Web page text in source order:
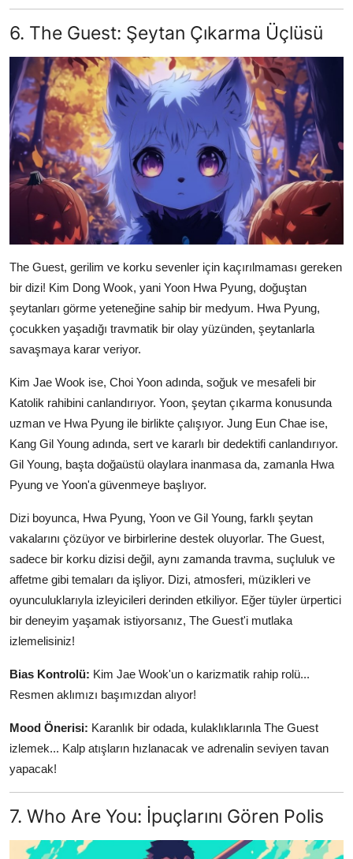
6. The Guest: Şeytan Çıkarma Üçlüsü
The Guest, gerilim ve korku sevenler için kaçırılmaması gereken
bir dizi! Kim Dong Wook, yani Yoon Hwa Pyung, doğuştan
şeytanları görme yeteneğine sahip bir medyum. Hwa Pyung,
çocukken yaşadığı travmatik bir olay yüzünden, şeytanlarla
savaşmaya karar veriyor.
Kim Jae Wook ise, Choi Yoon adında, soğuk ve mesafeli bir
Katolik rahibini canlandırıyor. Yoon, şeytan çıkarma konusunda
uzman ve Hwa Pyung ile birlikte çalışıyor. Jung Eun Chae ise,
Kang Gil Young adında, sert ve kararlı bir dedektifi canlandırıyor.
Gil Young, başta doğaüstü olaylara inanmasa da, zamanla Hwa
Pyung ve Yoon'a güvenmeye başlıyor.
Dizi boyunca, Hwa Pyung, Yoon ve Gil Young, farklı şeytan
vakalarını çözüyor ve birbirlerine destek oluyorlar. The Guest,
sadece bir korku dizisi değil, aynı zamanda travma, suçluluk ve
affetme gibi temaları da işliyor. Dizi, atmosferi, müzikleri ve
oyunculuklarıyla izleyicileri derinden etkiliyor. Eğer tüyler ürpertici
bir deneyim yaşamak istiyorsanız, The Guest'i mutlaka
izlemelisiniz!
Bias Kontrolü: Kim Jae Wook'un o karizmatik rahip rolü...
Resmen aklımızı başımızdan alıyor!
Mood Önerisi: Karanlık bir odada, kulaklıklarınla The Guest
izlemek... Kalp atışların hızlanacak ve adrenalin seviyen tavan
yapacak!
7. Who Are You: İpuçlarını Gören Polis